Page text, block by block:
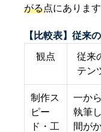
がる点にありま
【比較表】従来
観点
従来
テン
制作ス
ピー
ド・工
一か
執筆
間が